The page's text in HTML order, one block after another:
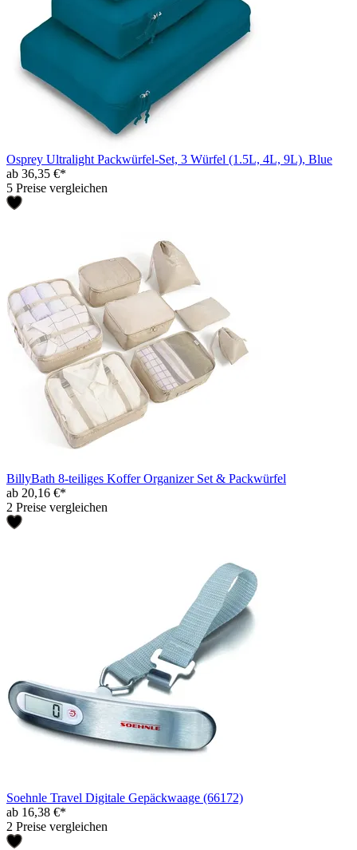
Osprey Ultralight Packwürfel-Set, 3 Würfel (1.5L, 4L, 9L), Blue
ab 36,35 €*
5 Preise vergleichen
BillyBath 8-teiliges Koffer Organizer Set & Packwürfel
ab 20,16 €*
2 Preise vergleichen
Soehnle Travel Digitale Gepäckwaage (66172)
ab 16,38 €*
2 Preise vergleichen